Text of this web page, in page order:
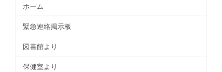
ホーム
緊急連絡掲示板
図書館より
保健室より